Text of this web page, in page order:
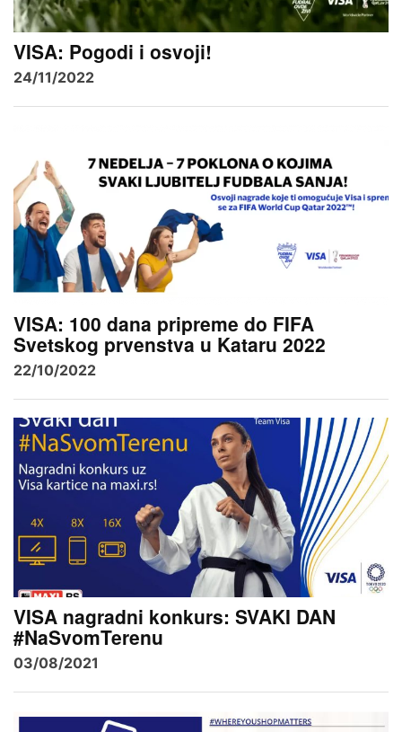
VISA: Pogodi i osvoji!
24/11/2022
VISA: 100 dana pripreme do FIFA
Svetskog prvenstva u Kataru 2022
22/10/2022
VISA nagradni konkurs: SVAKI DAN
#NaSvomTerenu
03/08/2021